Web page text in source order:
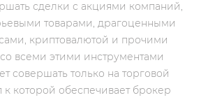
сделки с акциями компаний,
товарами, драгоценными
криптовалютой и прочими
всеми этими инструментами
совершать только на торговой
к которой обеспечивает брокер